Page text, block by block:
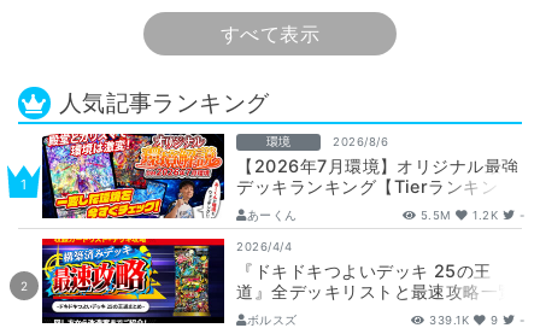
すべて表示
人気記事ランキング
環境 2026/8/6
【2026年7月環境】オリジナル最強
デッキランキング【Tierランキン
グ】
あーくん 5.5M 1.2K -
2026/4/4
『ドキドキつよいデッキ 25の王
道』全デッキリストと最速攻略一覧
【DM26-SD1】
ボルスズ 339.1K 9 -